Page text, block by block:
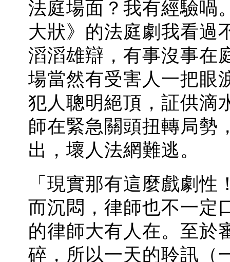
法庭場面？我有經驗喎
大狀》的法庭劇我看過
滔滔雄辯，有事沒事在
場當然有受害人一把眼
犯人聰明絕頂，証供滴
師在緊急關頭扭轉局勢
出，壞人法網難逃。
「現實那有這麼戲劇
而沉悶，律師也不一定
的律師大有人在。至於
碎，所以一天的聆訊（